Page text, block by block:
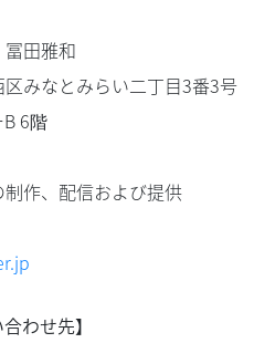
田雅和
みなとみらい二丁目3番3号
6階
作、配信および提供
わせ先】